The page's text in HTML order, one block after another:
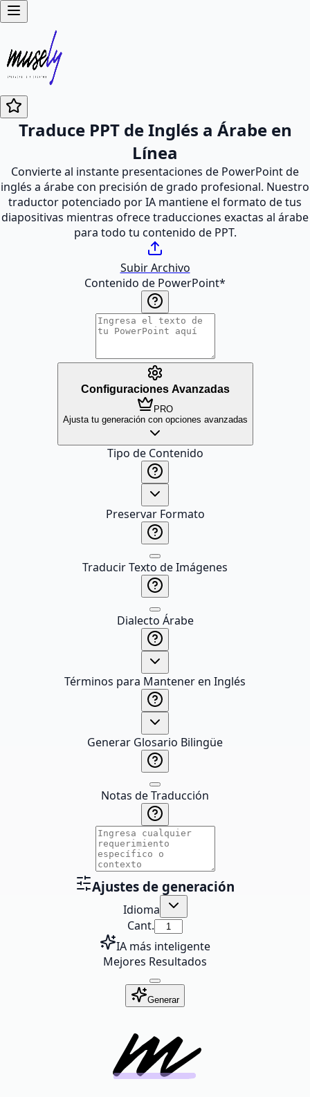
Traduce PPT de Inglés a Árabe en
Línea
Convierte al instante presentaciones de PowerPoint de
inglés a árabe con precisión de grado profesional. Nuestro
traductor potenciado por IA mantiene el formato de tus
diapositivas mientras ofrece traducciones exactas al árabe
para todo tu contenido de PPT.
Subir Archivo
Contenido de PowerPoint*
Configuraciones Avanzadas
PRO
Ajusta tu generación con opciones avanzadas
Tipo de Contenido
Preservar Formato
Traducir Texto de Imágenes
Dialecto Árabe
Términos para Mantener en Inglés
Generar Glosario Bilingüe
Notas de Traducción
Ajustes de generación
Idioma
Cant.
IA más inteligente
Mejores Resultados
Generar